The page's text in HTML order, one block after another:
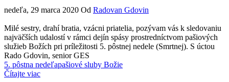
nedeľa, 29 marca 2020 Od Radovan Gdovin
Milé sestry, drahí bratia, vzácni priatelia, pozývam vás k sledovaniu
najväčších udalostí v rámci dejín spásy prostredníctvom pašiových
služieb Božích pri príležitosti 5. pôstnej nedele (Smrtnej). S úctou
Rado Gdovin, senior GES
5. pôstna nedeľapašiové sluby Božie
Čítajte viac